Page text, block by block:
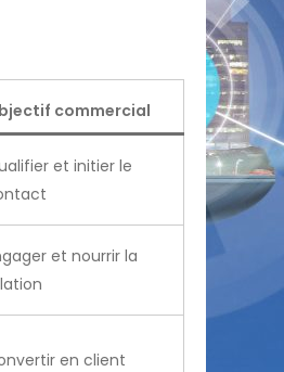
commercial
et initier le
et nourrir la
en client